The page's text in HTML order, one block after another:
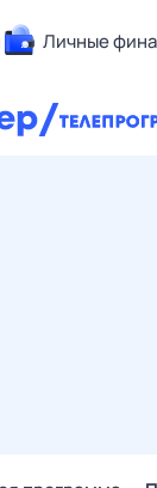
Личные